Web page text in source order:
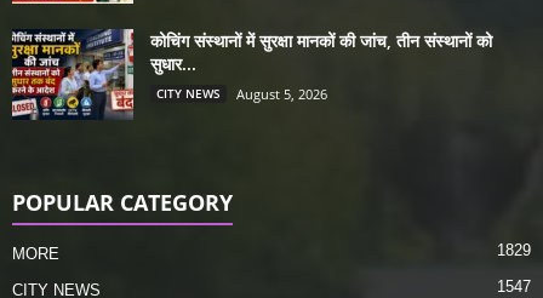
कोचिंग संस्थानों में सुरक्षा मानकों की जांच, तीन संस्थानों को
सुधार...
CITY NEWS August 5, 2026
POPULAR CATEGORY
MORE 1829
CITY NEWS 1547